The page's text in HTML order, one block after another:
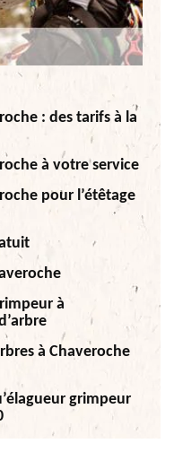
: des tarifs à la
à votre service
pour l’étêtage
à
à Chaveroche
grimpeur